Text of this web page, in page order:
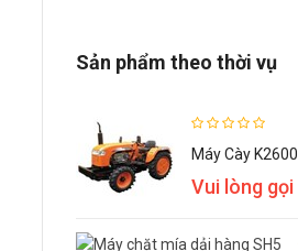
Sản phẩm theo thời vụ
Máy Cày K2600
Vui lòng gọi